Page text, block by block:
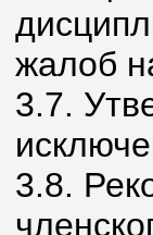
жалоб
3.7.
3.8.